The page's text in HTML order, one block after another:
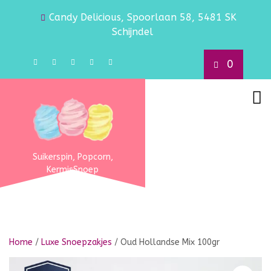
Candy Delicious, Spoorlaan 58, 5481 SK
Schijndel
0
Suikerspin, Popcorn,
KermisSnoep
Home / Luxe Snoepzakjes / Oud Hollandse Mix 100gr